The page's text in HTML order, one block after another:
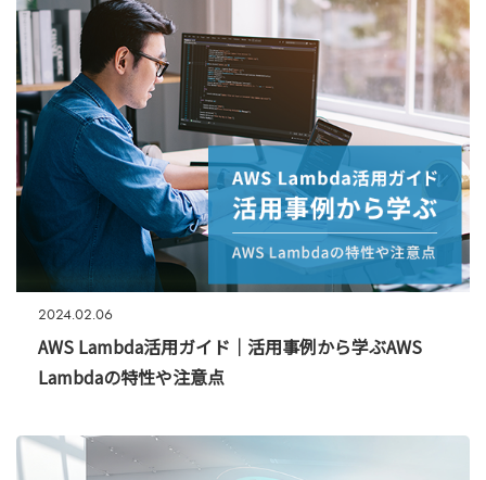
2024.02.06
AWS Lambda活用ガイド｜活用事例から学ぶAWS
Lambdaの特性や注意点